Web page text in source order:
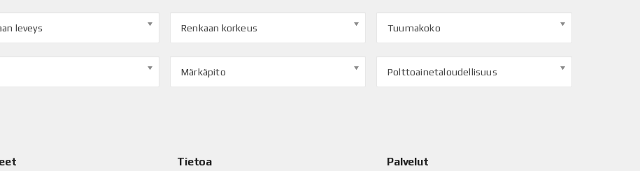
leveys Renkaan korkeus Tuumakoko
Märkäpito Polttoainetaloudellisuus
Tietoa Palvelut